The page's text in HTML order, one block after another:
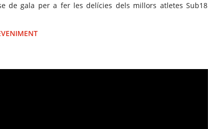
de gala per a fer les delícies dels millors atletes Sub18